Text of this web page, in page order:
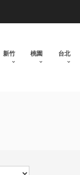
新竹 桃園 台北